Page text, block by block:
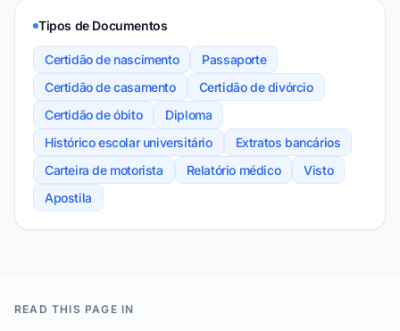
Tipos de Documentos
Certidão de nascimento
Passaporte
Certidão de casamento
Certidão de divórcio
Certidão de óbito
Diploma
Histórico escolar universitário
Extratos bancários
Carteira de motorista
Relatório médico
Visto
Apostila
READ THIS PAGE IN